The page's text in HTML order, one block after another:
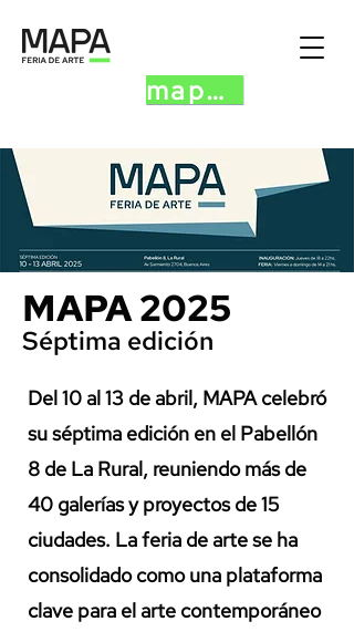
mapa.art
MAPA 2025
Séptima edición
Del 10 al 13 de abril, MAPA celebró
su séptima edición en el Pabellón
8 de La Rural, reuniendo más de
40 galerías y proyectos de 15
ciudades. La feria de arte se ha
consolidado como una plataforma
clave para el arte contemporáneo